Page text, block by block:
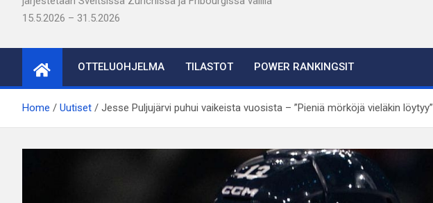
15.5.2026 – 31.5.2026
OTTELUOHJELMA TILASTOT POWER RANKINGSIT
Home Uutiset Jesse Puljujärvi puhui vaikeista vuosista – ”Pieniä mörköjä vieläkin löytyy”